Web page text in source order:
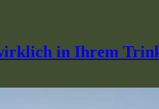
in Ihrem